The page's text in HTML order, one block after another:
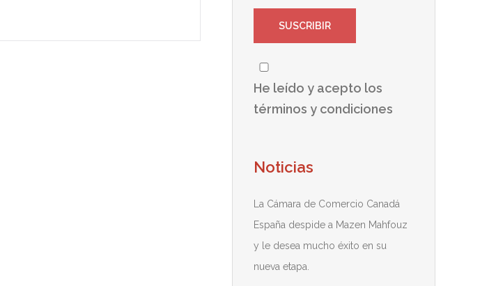
He leído y acepto los
términos y condiciones
Noticias
La Cámara de Comercio Canadá
España despide a Mazen Mahfouz
y le desea mucho éxito en su
nueva etapa.